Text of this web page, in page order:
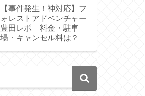
【事件発生！神対応】フ
ォレストアドベンチャー
豊田レポ 料金・駐車
場・キャンセル料は？